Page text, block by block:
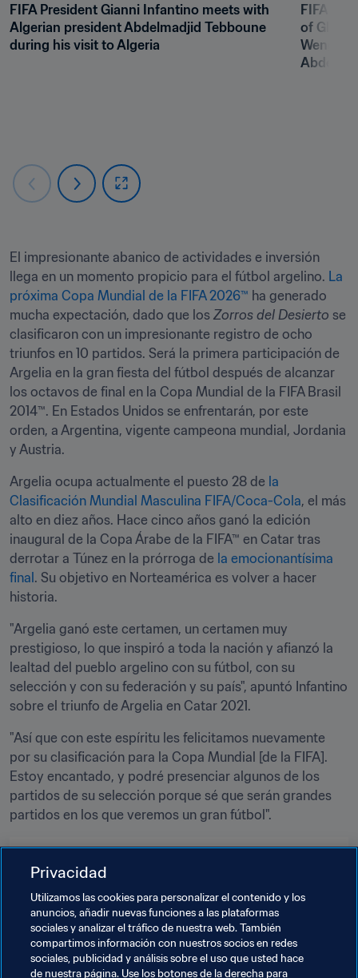
FIFA President Gianni Infantino meets with
Algerian president Abdelmadjid Tebboune
during his visit to Algeria
FIFA
of
Wenger
El impresionante abanico de actividades e inversión
llega en un momento propicio para el fútbol argelino. La
próxima Copa Mundial de la FIFA 2026™ ha generado
mucha expectación, dado que los Zorros del Desierto se
clasificaron con un impresionante registro de ocho
triunfos en 10 partidos. Será la primera participación de
Argelia en la gran fiesta del fútbol después de alcanzar
los octavos de final en la Copa Mundial de la FIFA Brasil
2014™. En Estados Unidos se enfrentarán, por este
orden, a Argentina, vigente campeona mundial, Jordania
y Austria.
Argelia ocupa actualmente el puesto 28 de la
Clasificación Mundial Masculina FIFA/Coca-Cola, el más
alto en diez años. Hace cinco años ganó la edición
inaugural de la Copa Árabe de la FIFA™ en Catar tras
derrotar a Túnez en la prórroga de la emocionantísima
final. Su objetivo en Norteamérica es volver a hacer
historia.
"Argelia ganó este certamen, un certamen muy
prestigioso, lo que inspiró a toda la nación y afianzó la
lealtad del pueblo argelino con su fútbol, con su
selección y con su federación y su país", apuntó Infantino
sobre el triunfo de Argelia en Catar 2021.
"Así que con este espíritu les felicitamos nuevamente
por su clasificación para la Copa Mundial [de la FIFA].
Estoy encantado, y podré presenciar algunos de los
partidos de su selección porque sé que serán grandes
partidos en los que veremos un gran fútbol".
Temas relacionados
Promoción del fútbol
Programa Forward de la FIFA
Presidente de la FIFA Federaciones miembro
Privacidad
Utilizamos las cookies para personalizar el contenido y los
anuncios, añadir nuevas funciones a las plataformas
sociales y analizar el tráfico de nuestra web. También
compartimos información con nuestros socios en redes
sociales, publicidad y análisis sobre el uso que usted hace
de nuestra página. Use los botones de la derecha para